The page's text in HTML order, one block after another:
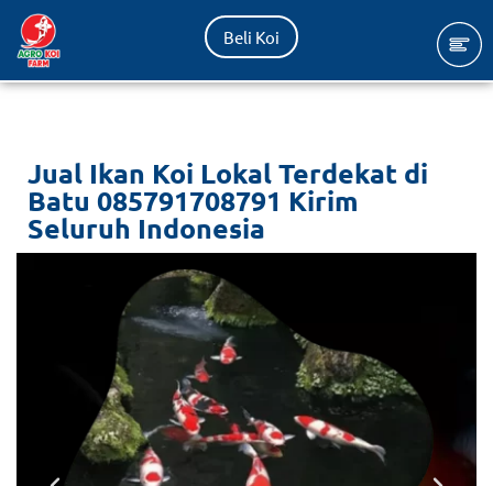
Lompat
ke
Beli Koi
Jual Ikan Koi Lokal Terdekat di
Batu 085791708791 Kirim
Seluruh Indonesia